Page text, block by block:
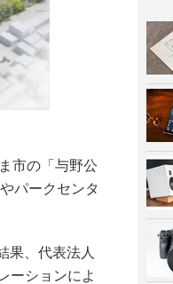
市の「与野公
パークセンタ
果、代表法人
ーションによ